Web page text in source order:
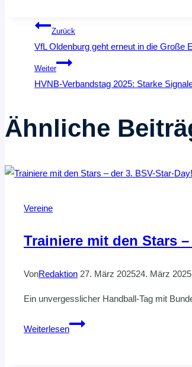
Zurück
VfL Oldenburg geht erneut in die Große
Weiter
HVNB-Verbandstag 2025: Starke
Ähnliche
Vereine
Trainiere mit den Stars
VonRedaktion 27. März 202524. März 2025
Ein unvergesslicher Handball-Tag mit
Weiterlesen
Trainiere